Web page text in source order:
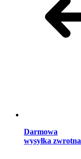
Darmowa
wysyłka zwrotna